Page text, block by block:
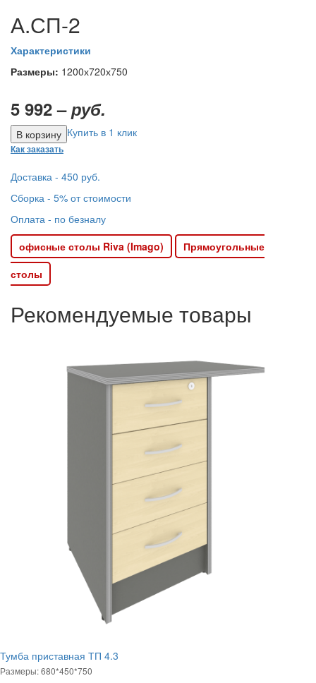
А.СП-2
Характеристики
Размеры: 1200х720х750
5 992 –руб.
Купить в 1 клик
Как заказать
Доставка - 450 руб.
Сборка - 5% от стоимости
Оплата - по безналу
офисные столы Riva (Imago)
Прямоугольные
столы
Рекомендуемые товары
Тумба приставная ТП 4.3
Размеры: 680*450*750